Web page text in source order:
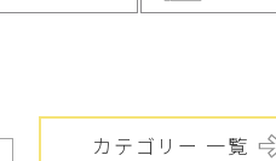
カテゴリー 一覧